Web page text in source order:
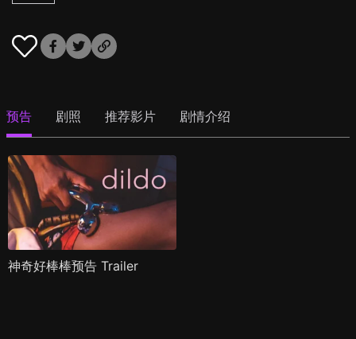
预告 剧照 推荐影片 剧情介绍
神奇好棒棒预告 Trailer